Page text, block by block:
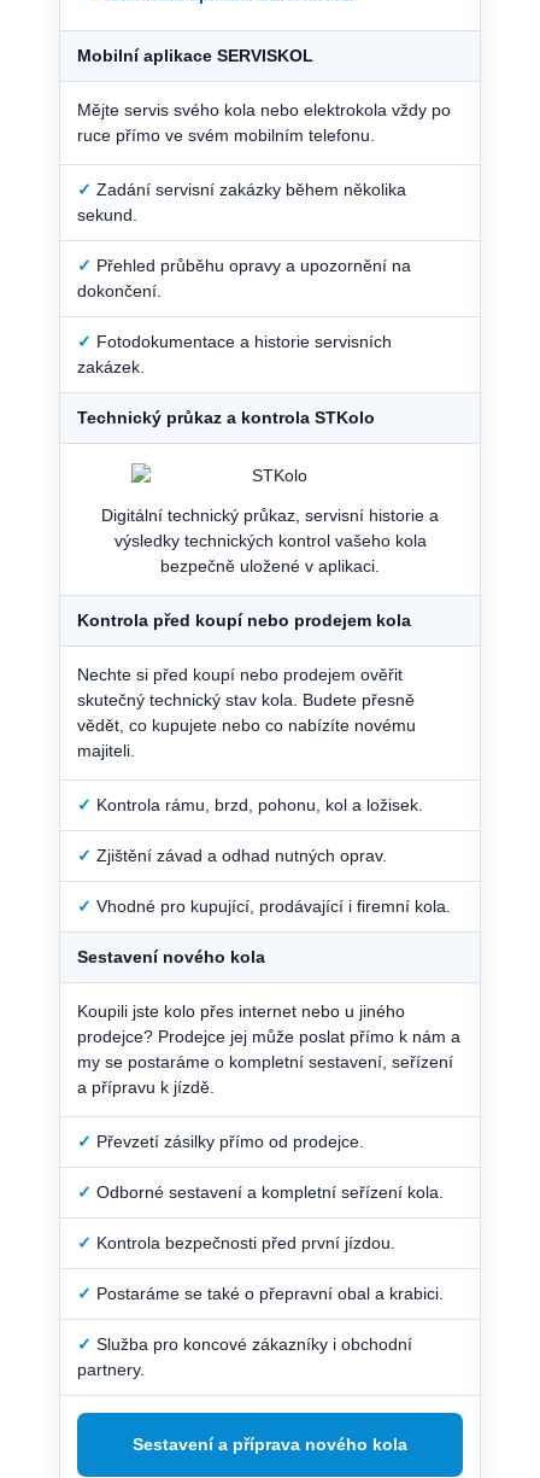
Mobilní aplikace SERVISKOL
Mějte servis svého kola nebo elektrokola vždy po
ruce přímo ve svém mobilním telefonu.
✓ Zadání servisní zakázky během několika
sekund.
✓ Přehled průběhu opravy a upozornění na
dokončení.
✓ Fotodokumentace a historie servisních
zakázek.
Technický průkaz a kontrola STKolo
Digitální technický průkaz, servisní historie a
výsledky technických kontrol vašeho kola
bezpečně uložené v aplikaci.
Kontrola před koupí nebo prodejem kola
Nechte si před koupí nebo prodejem ověřit
skutečný technický stav kola. Budete přesně
vědět, co kupujete nebo co nabízíte novému
majiteli.
✓ Kontrola rámu, brzd, pohonu, kol a ložisek.
✓ Zjištění závad a odhad nutných oprav.
✓ Vhodné pro kupující, prodávající i firemní kola.
Sestavení nového kola
Koupili jste kolo přes internet nebo u jiného
prodejce? Prodejce jej může poslat přímo k nám a
my se postaráme o kompletní sestavení, seřízení
a přípravu k jízdě.
✓ Převzetí zásilky přímo od prodejce.
✓ Odborné sestavení a kompletní seřízení kola.
✓ Kontrola bezpečnosti před první jízdou.
✓ Postaráme se také o přepravní obal a krabici.
✓ Služba pro koncové zákazníky i obchodní
partnery.
Sestavení a příprava nového kola